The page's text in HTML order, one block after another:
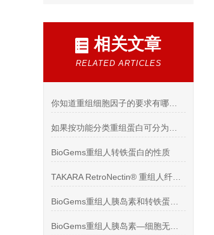
相关文章
RELATED ARTICLES
BioGems重组人转铁蛋白的性质